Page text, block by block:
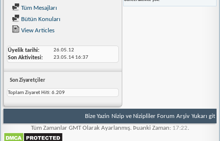
Tüm Mesajları
Bütün Konuları
View Articles
Üyelik tarihi 26.05.12
Son Aktivitesi 23.05.14 16:37
Son Ziyaretçiler
Toplam Ziyaret Hiti: 6.209
Bize Yazin Nizip ve Nizipliler Forum Arşiv Yukarı git
Tüm Zamanlar GMT Olarak Ayarlanmış. Þuanki Zaman: 17:22.